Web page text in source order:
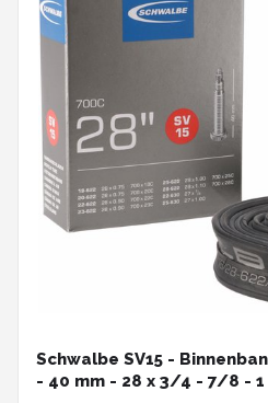
Schwalbe SV15 -
- 40 mm - 28 x 3/4 - 7/8 -